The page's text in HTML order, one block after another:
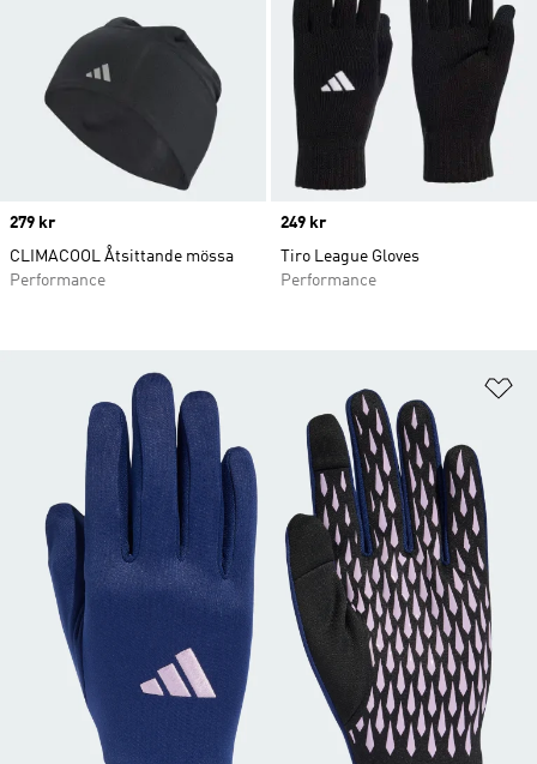
Price
279 kr
CLIMACOOL Åtsittande mössa
Performance
Price
249 kr
Tiro League Gloves
Performance